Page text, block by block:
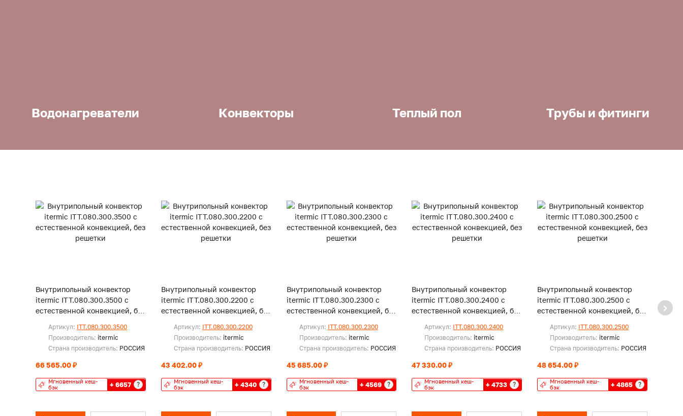
Водонагреватели Конвекторы Теплый пол Трубы и фитинги
Внутрипольный конвектор
itermic ITT.080.300.3500 с
естественной конвекцией, без
Артикул: ITT.080.300.3500
Производитель: itermic
Страна производитель: РОССИЯ
66 565.00 ₽
Мгновенный кеш-
бэк
+ 6657 ?
Внутрипольный конвектор
itermic ITT.080.300.2200 с
естественной конвекцией, без
Артикул: ITT.080.300.2200
Производитель: itermic
Страна производитель: РОССИЯ
43 402.00 ₽
Мгновенный кеш-
бэк
+ 4340 ?
Внутрипольный конвектор
itermic ITT.080.300.2300 с
естественной конвекцией, без
Артикул: ITT.080.300.2300
Производитель: itermic
Страна производитель: РОССИЯ
45 685.00 ₽
Мгновенный кеш-
бэк
+ 4569 ?
Внутрипольный конвектор
itermic ITT.080.300.2400 с
естественной конвекцией, без
Артикул: ITT.080.300.2400
Производитель: itermic
Страна производитель: РОССИЯ
47 330.00 ₽
Мгновенный кеш-
бэк
+ 4733 ?
Внутрипольный конвектор
itermic ITT.080.300.2500 с
естественной конвекцией, без
Артикул: ITT.080.300.2500
Производитель: itermic
Страна производитель: РОССИЯ
48 654.00 ₽
Мгновенный кеш-
бэк
+ 4865 ?